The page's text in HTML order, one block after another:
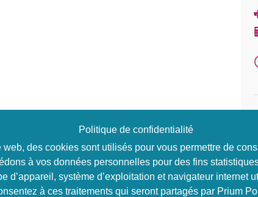
et savoirs faire qui pourraient constituer des
de l’enseignement
Politique de confidentialité
web, des cookies sont utilisés pour vous permettre de
à vos données personnelles pour des fins
d’appareil, système d’exploitation et navigateur internet
à ces traitements qui seront partagés par Prium